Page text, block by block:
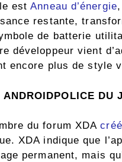
estAnneau d’énergie
restante,
de batterie
développeur vient
encore plus de style
ANDROIDPOLICE DU
du forum XDA
XDA indique que
permanent, mais